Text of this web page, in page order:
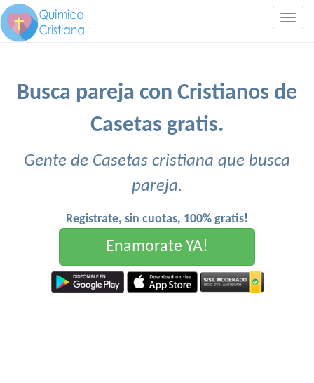
Busca pareja con Cristianos de
Casetas gratis.
Gente de Casetas cristiana que busca
pareja.
Registrate, sin cuotas, 100% gratis!
Enamorate YA!